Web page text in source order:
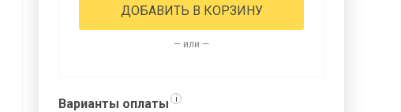
ДОБАВИТЬ В КОРЗИНУ
— или —
Варианты оплаты i